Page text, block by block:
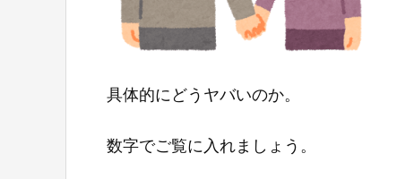
具体的にどうヤバいのか。
数字でご覧に入れましょう。